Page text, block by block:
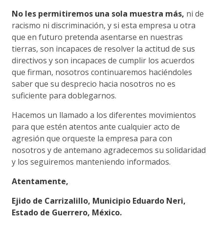
No les permitiremos una sola muestra más, ni de
racismo ni discriminación, y si esta empresa u otra
que en futuro pretenda asentarse en nuestras
tierras, son incapaces de resolver la actitud de sus
directivos y son incapaces de cumplir los acuerdos
que firman, nosotros continuaremos haciéndoles
saber que su desprecio hacia nosotros no es
suficiente para doblegarnos.
Hacemos un llamado a los diferentes movimientos
para que estén atentos ante cualquier acto de
agresión que orqueste la empresa para con
nosotros y de antemano agradecemos su solidaridad
y los seguiremos manteniendo informados.
Atentamente,
Ejido de Carrizalillo, Municipio Eduardo Neri,
Estado de Guerrero, México.